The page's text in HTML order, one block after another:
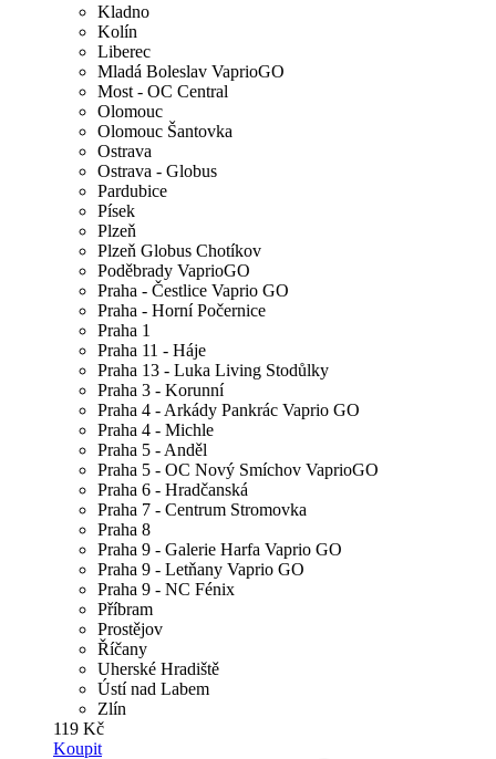
Kladno
Kolín
Liberec
Mladá Boleslav VaprioGO
Most - OC Central
Olomouc
Olomouc Šantovka
Ostrava
Ostrava - Globus
Pardubice
Písek
Plzeň
Plzeň Globus Chotíkov
Poděbrady VaprioGO
Praha - Čestlice Vaprio GO
Praha - Horní Počernice
Praha 1
Praha 11 - Háje
Praha 13 - Luka Living Stodůlky
Praha 3 - Korunní
Praha 4 - Arkády Pankrác Vaprio GO
Praha 4 - Michle
Praha 5 - Anděl
Praha 5 - OC Nový Smíchov VaprioGO
Praha 6 - Hradčanská
Praha 7 - Centrum Stromovka
Praha 8
Praha 9 - Galerie Harfa Vaprio GO
Praha 9 - Letňany Vaprio GO
Praha 9 - NC Fénix
Příbram
Prostějov
Říčany
Uherské Hradiště
Ústí nad Labem
Zlín
119 Kč
Koupit